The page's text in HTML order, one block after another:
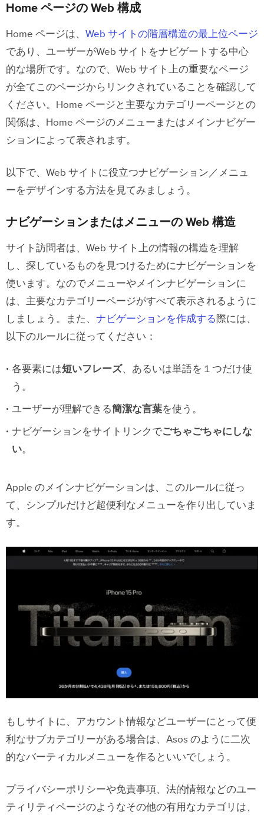
Home ページの Web 構成
Home ページは、 Web サイトの階層構造の最上位ページ
であり、ユーザーがWeb サイトをナビゲートする中心
的な場所です。なので、Web サイト上の重要なページ
が全てこのページからリンクされていることを確認して
ください。Home ページと主要なカテゴリーページとの
関係は、Home ページのメニューまたはメインナビゲー
ションによって表されます。
以下で、Web サイトに役立つナビゲーション／メニュ
ーをデザインする方法を見てみましょう。
ナビゲーションまたはメニューの Web 構造
サイト訪問者は、Web サイト上の情報の構造を理解
し、探しているものを見つけるためにナビゲーションを
使います。なのでメニューやメインナビゲーションに
は、主要なカテゴリーページがすべて表示されるように
しましょう。また、 ナビゲーションを作成する 際には、
以下のルールに従ってください：
各要素には短いフレーズ、あるいは単語を１つだけ使
う。
ユーザーが理解できる簡潔な言葉を使う。
ナビゲーションをサイトリンクでごちゃごちゃにしな
い。
Apple のメインナビゲーションは、このルールに従っ
て、シンプルだけど超便利なメニューを作り出していま
す。
もしサイトに、アカウント情報などユーザーにとって便
利なサブカテゴリーがある場合は、Asos のように二次
的なバーティカルメニューを作るといいでしょう。
プライバシーポリシーや免責事項、法的情報などのユー
ティリティページのようなその他の有用なカテゴリは、